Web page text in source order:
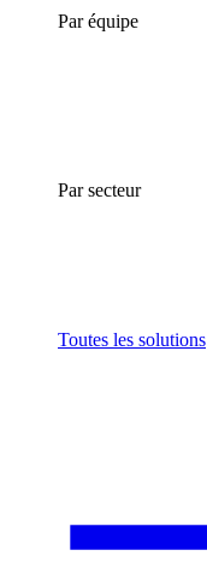
Par équipe
Par secteur
Toutes les solutions